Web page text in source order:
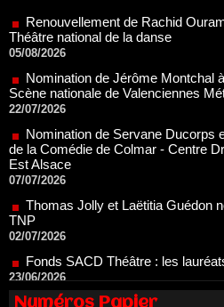
Nomination de Jérôme Montchal
Scène nationale de Valenciennes
Nomination de Servane Ducorps
de la Comédie de Colmar - Centre
07/07/2026
Thomas Jolly et Laëtitia Guédon
TNP
Fonds SACD Théâtre : les
23/06/2026
Dispositif ARTCENA Écrire pour
20/06/2026
Le palmarès des prix SACD 2026
Numéros Papier